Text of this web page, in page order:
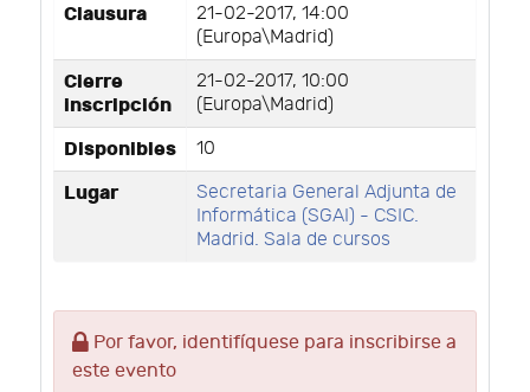
Clausura
21-02-2017, 14:00
(Europa\Madrid)
Cierre
inscripción
21-02-2017, 10:00
(Europa\Madrid)
Disponibles 10
Lugar
Secretaria General Adjunta de
Informática (SGAI) - CSIC.
Madrid. Sala de cursos
Por favor, identifíquese para inscribirse a
este evento